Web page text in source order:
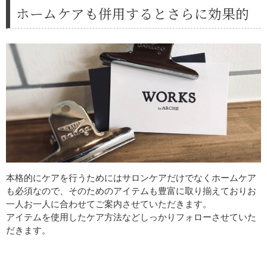
ホームケアも併用するとさらに効果的
本格的にケアを行うためにはサロンケアだけでなくホームケア
も必須なので、そのためのアイテムも豊富に取り揃えておりお
一人お一人に合わせてご案内させていただきます。
アイテムを使用したケア方法などしっかりフォローさせていた
だきます。